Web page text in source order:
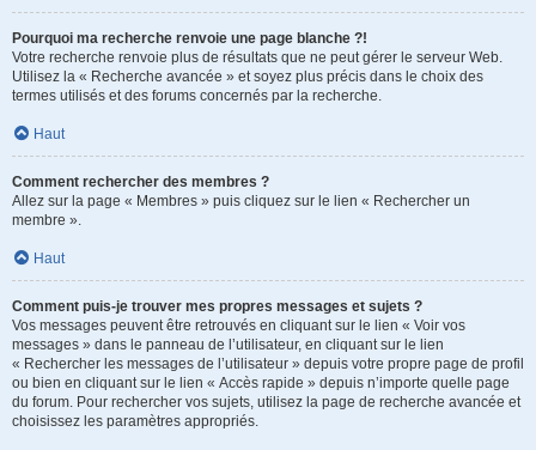
Pourquoi ma recherche renvoie une page blanche ?!
Votre recherche renvoie plus de résultats que ne peut gérer le serveur Web.
Utilisez la « Recherche avancée » et soyez plus précis dans le choix des
termes utilisés et des forums concernés par la recherche.
Haut
Comment rechercher des membres ?
Allez sur la page « Membres » puis cliquez sur le lien « Rechercher un
membre ».
Haut
Comment puis-je trouver mes propres messages et sujets ?
Vos messages peuvent être retrouvés en cliquant sur le lien « Voir vos
messages » dans le panneau de l’utilisateur, en cliquant sur le lien
« Rechercher les messages de l’utilisateur » depuis votre propre page de profil
ou bien en cliquant sur le lien « Accès rapide » depuis n’importe quelle page
du forum. Pour rechercher vos sujets, utilisez la page de recherche avancée et
choisissez les paramètres appropriés.